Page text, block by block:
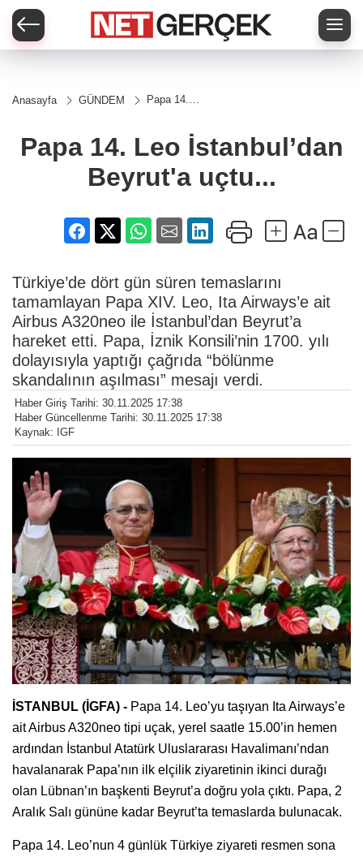
Anasayfa GÜNDEM
Papa 14.
uçtu...
Papa 14. Leo İstanbul’dan
Beyrut'a uçtu...
Türkiye’de dört gün süren temaslarını
tamamlayan Papa XIV. Leo, Ita Airways’e ait
Airbus A320neo ile İstanbul’dan Beyrut’a
hareket etti. Papa, İznik Konsili’nin 1700. yılı
dolayısıyla yaptığı çağrıda “bölünme
skandalının aşılması” mesajı verdi.
Haber Giriş Tarihi: 30.11.2025 17:38
Haber Güncellenme Tarihi: 30.11.2025 17:38
Kaynak: IGF
İSTANBUL (İGFA) - Papa 14. Leo’yu taşıyan Ita Airways’e
ait Airbus A320neo tipi uçak, yerel saatle 15.00’in hemen
ardından İstanbul Atatürk Uluslararası Havalimanı’ndan
havalanarak Papa’nın ilk elçilik ziyaretinin ikinci durağı
olan Lübnan’ın başkenti Beyrut’a doğru yola çıktı. Papa, 2
Aralık Salı gününe kadar Beyrut’ta temaslarda bulunacak.
Papa 14. Leo’nun 4 günlük Türkiye ziyareti resmen sona